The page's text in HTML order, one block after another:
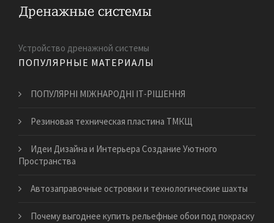
Устройство дренажной системы
ПОПУЛЯРНЫЕ МАТЕРИАЛЫ
ПОПУЛЯРНІ МІЖНАРОДНІ ІТ-РІШЕННЯ
Резиновая техническая пластина ТМКЩ
Идеи Дизайна и Интерьера Создание Уютного
Пространства
​Автозаправочные островки и технологические шахты
Почему выгоднее купить рельефные обои под покраску